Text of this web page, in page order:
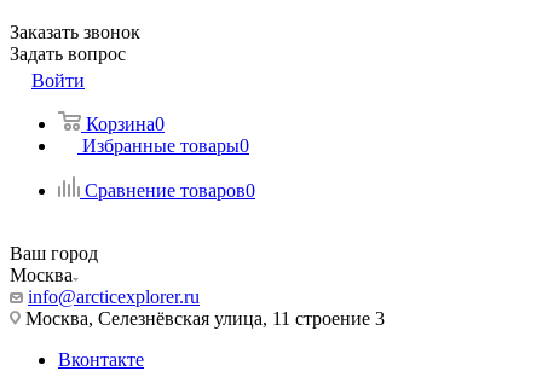
Заказать звонок
Задать вопрос
Войти
Корзина0
Избранные товары0
Сравнение товаров0
Ваш город
Москва
info@arcticexplorer.ru
Москва, Селезнёвская улица, 11 строение 3
Вконтакте